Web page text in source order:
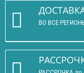
ВО ВСЕ